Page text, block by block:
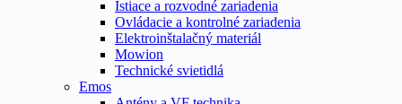
Istiace a rozvodné zariadenia
Ovládacie a kontrolné zariadenia
Elektroinštalačný materiál
Mowion
Technické svietidlá
Emos